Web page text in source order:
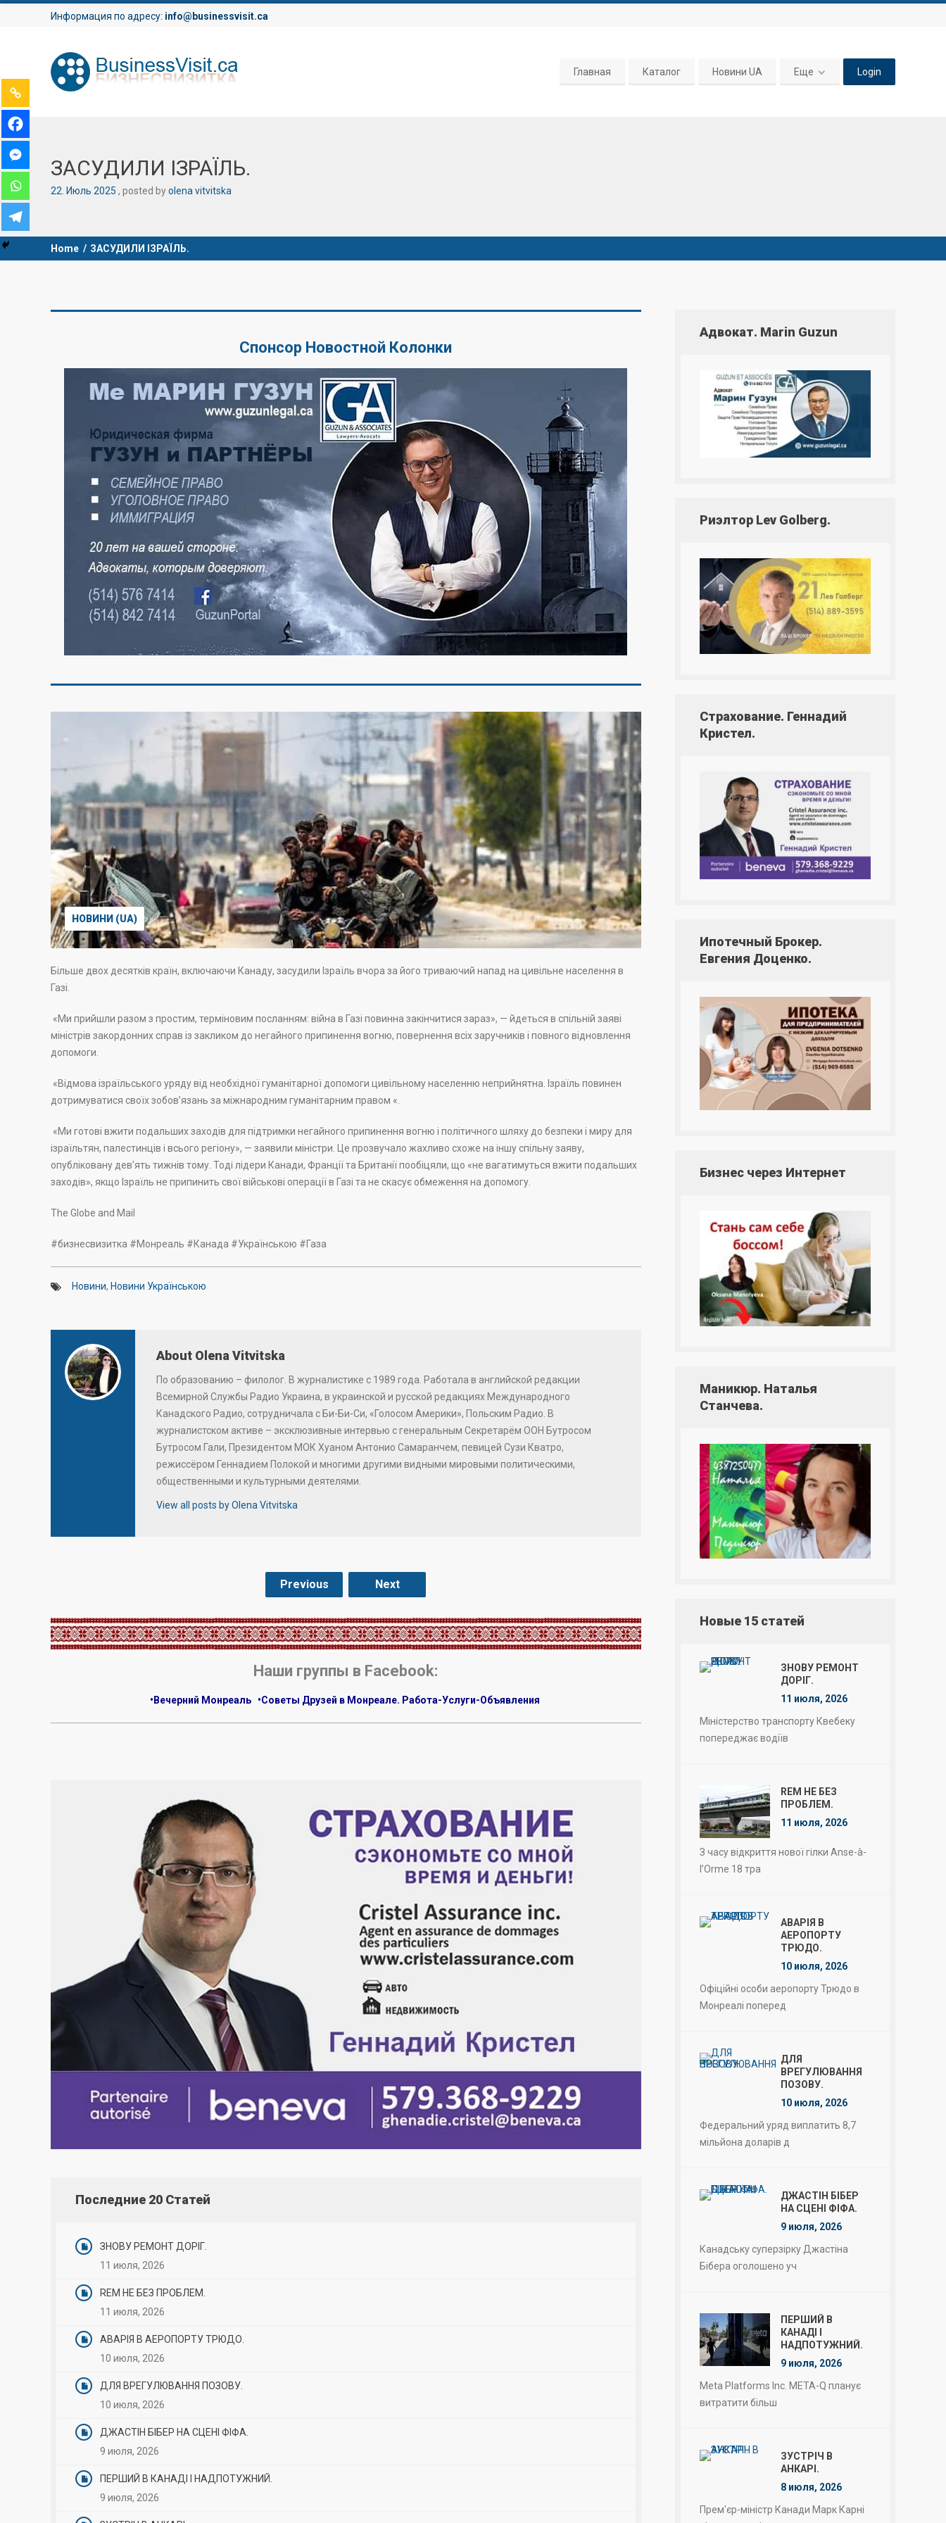
Информация по адресу: info@businessvisit.ca
Главная Каталог Новини UA Еще Login
ЗАСУДИЛИ ІЗРАЇЛЬ.
22 Июль 2025 posted byolena vitvitska
Home / ЗАСУДИЛИ ІЗРАЇЛЬ.
Спонсор Новостной Колонки
НОВИНИ (UA)
Більше двох десятків країн, включаючи Канаду, засудили Ізраїль вчора за його триваючий напад на цивільне населення в
Газі.
«Ми прийшли разом з простим, терміновим посланням: війна в Газі повинна закінчитися зараз», — йдеться в спільній заяві
міністрів закордонних справ із закликом до негайного припинення вогню, повернення всіх заручників і повного відновлення
допомоги.
«Відмова ізраїльського уряду від необхідної гуманітарної допомоги цивільному населенню неприйнятна. Ізраїль повинен
дотримуватися своїх зобов’язань за міжнародним гуманітарним правом «.
«Ми готові вжити подальших заходів для підтримки негайного припинення вогню і політичного шляху до безпеки і миру для
ізраїльтян, палестинців і всього регіону», — заявили міністри. Це прозвучало жахливо схоже на іншу спільну заяву,
опубліковану дев’ять тижнів тому. Тоді лідери Канади, Франції та Британії пообіцяли, що «не вагатимуться вжити подальших
заходів», якщо Ізраїль не припинить свої військові операції в Газі та не скасує обмеження на допомогу.
The Globe and Mail
#бизнесвизитка #Монреаль #Канада #Українською #Газа
Новини, Новини Українською
About Olena Vitvitska
По образованию – филолог. В журналистике с 1989 года. Работала в английской редакции
Всемирной Службы Радио Украина, в украинской и русской редакциях Международного
Канадского Радио, сотрудничала с Би-Би-Си, «Голосом Америки», Польским Радио. В
журналистском активе – эксклюзивные интервью с генеральным Секретарём ООН Бутросом
Бутросом Гали, Президентом МОК Хуаном Антонио Самаранчем, певицей Сузи Кватро,
режиссёром Геннадием Полокой и многими другими видными мировыми политическими,
общественными и культурными деятелями.
View all posts by Olena Vitvitska
Previous Next
.
Наши группы в Facebook:
•Вечерний Монреаль •Советы Друзей в Монреале. Работа-Услуги-Объявления
Последние 20 Статей
ЗНОВУ РЕМОНТ ДОРІГ.
11 июля, 2026
REM НЕ БЕЗ ПРОБЛЕМ.
11 июля, 2026
АВАРІЯ В АЕРОПОРТУ ТРЮДО.
10 июля, 2026
ДЛЯ ВРЕГУЛЮВАННЯ ПОЗОВУ.
10 июля, 2026
ДЖАСТІН БІБЕР НА СЦЕНІ ФІФА.
9 июля, 2026
ПЕРШИЙ В КАНАДІ І НАДПОТУЖНИЙ.
9 июля, 2026
Адвокат. Marin Guzun
Риэлтор Lev Golberg.
Страхование. Геннадий
Кристел.
Ипотечный Брокер.
Евгения Доценко.
Бизнес через Интернет
Маникюр. Наталья
Станчева.
Новые 15 статей
ЗНОВУ РЕМОНТ
ДОРІГ.
11 июля, 2026
Міністерство транспорту Квебеку
попереджає водіїв
REM НЕ БЕЗ
ПРОБЛЕМ.
11 июля, 2026
З часу відкриття нової гілки Anse-à-
l’Orme 18 тра
АВАРІЯ В
АЕРОПОРТУ
ТРЮДО.
10 июля, 2026
Офіційні особи аеропорту Трюдо в
Монреалі поперед
ДЛЯ
ВРЕГУЛЮВАННЯ
ПОЗОВУ.
10 июля, 2026
Федеральний уряд виплатить 8,7
мільйона доларів д
ДЖАСТІН БІБЕР
НА СЦЕНІ ФІФА.
9 июля, 2026
Канадську суперзірку Джастіна
Бібера оголошено уч
ПЕРШИЙ В
КАНАДІ І
НАДПОТУЖНИЙ.
9 июля, 2026
Meta Platforms Inc. META-Q планує
витратити більш
ЗУСТРІЧ В
АНКАРІ.
8 июля, 2026
Прем'єр-міністр Канади Марк Карні